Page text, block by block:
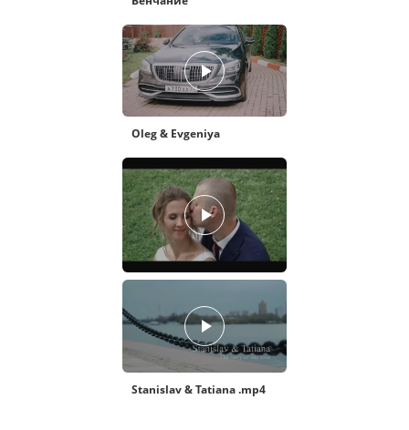
Oleg & Evgeniya
Stanislav & Tatiana .mp4